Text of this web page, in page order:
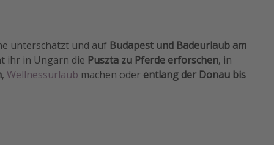
unterschätzt und auf Budapest und Badeurlaub am
ihr in Ungarn die Puszta zu Pferde erforschen, in
, Wellnessurlaub machen oder entlang der Donau bis